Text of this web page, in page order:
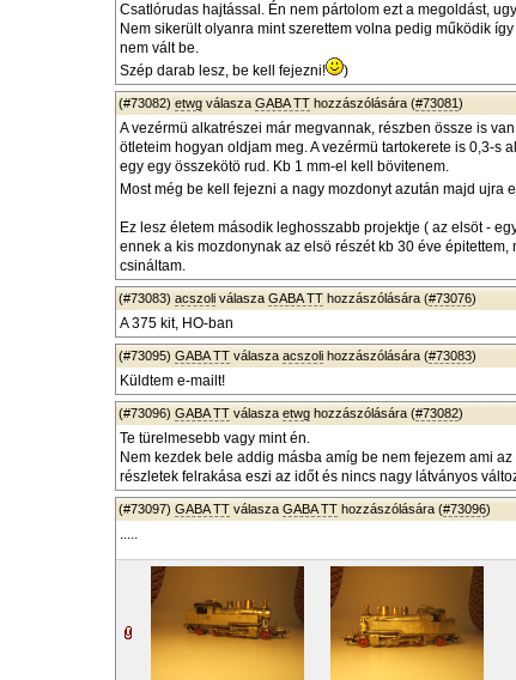
Csatlórudas hajtással. Én nem pártolom ezt a megoldást,
Nem sikerült olyanra mint szerettem volna pedig működik
nem vált be.
Szép darab lesz, be kell fejezni!
)
(#73082) etwg válasza GABA TT hozzászólására (#73081)
A vezérmü alkatrészei már megvannak, részben össze is
ötleteim hogyan oldjam meg. A vezérmü tartokerete is 0,3-s
egy egy összekötö rud. Kb 1 mm-el kell bövitenem.
Most még be kell fejezni a nagy mozdonyt azután majd ujra
Ez lesz életem második leghosszabb projektje ( az elsöt -
ennek a kis mozdonynak az elsö részét kb 30 éve
csináltam.
(#73083) acszoli válasza GABA TT hozzászólására (#73076)
A 375 kit, HO-ban
(#73095) GABA TT válasza acszoli hozzászólására (#73083)
Küldtem e-mailt!
(#73096) GABA TT válasza etwg hozzászólására (#73082)
Te türelmesebb vagy mint én.
Nem kezdek bele addig másba amíg be nem fejezem ami
részletek felrakása eszi az időt és nincs nagy látványos
(#73097) GABA TT válasza GABA TT hozzászólására (#73096)
.....